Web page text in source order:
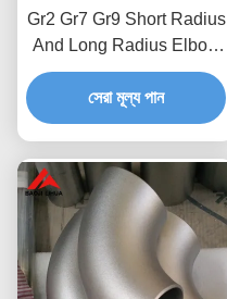
Gr2 Gr7 Gr9 Short Radius
And Long Radius Elbow
45 90 ডিগ্রী ASME B169
সেরা মূল্য পান